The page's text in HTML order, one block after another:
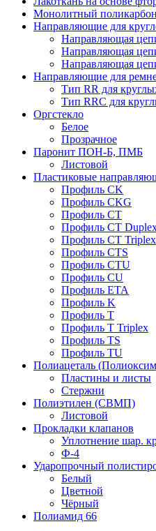
Монолитный
Направляющие для
Направляющая
Направляющая
Направляющая
Направляющие для
Тип RR для
Тип RRС для
Оргстекло
Белое
Прозрачное
Паронит ПОН-Б, ПМБ
Листовой
Пластиковые
Профиль CK
Профиль CKG
Профиль CT
Профиль CT
Профиль CT Triplex
Профиль CTS
Профиль CTU
Профиль CU
Профиль ETA
Профиль K
Профиль T
Профиль T Triplex
Профиль TS
Профиль TU
Полиацеталь
Пластины и листы
Стержни
Полиэтилен (СВМП)
Листовой
Прокладки клапанов
Уплотнение шар.
Ф-4
Ударопрочный
Белый
Цветной
Чёрный
Полиамид 66